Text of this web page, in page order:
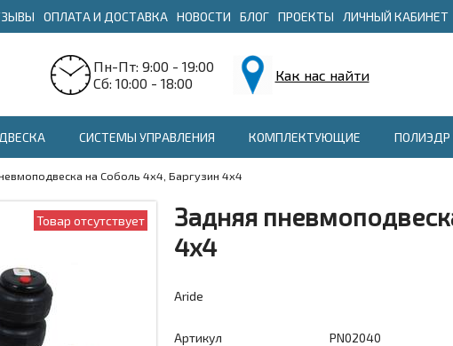
ОПЛАТА И ДОСТАВКА НОВОСТИ БЛОГ ПРОЕКТЫ ЛИЧНЫЙ КАБИНЕТ
Пн-Пт: 9:00 - 19:00
Сб: 10:00 - 18:00
Как нас найти
СИСТЕМЫ УПРАВЛЕНИЯ КОМПЛЕКТУЮЩИЕ ПОЛИЭДР
на Соболь 4х4, Баргузин 4х4
Товар отсутствует
Задняя
4х4
Aride
Артикул PN02040